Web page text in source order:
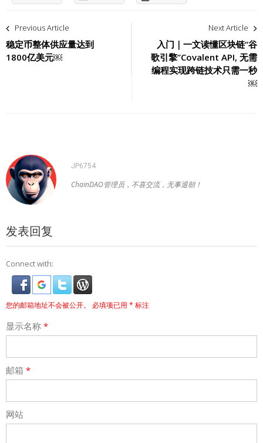
文
章
导
Previous Article
稳定币整体供应量达到
1800亿美元￼
Next Article
入门｜一文读懂区块链“谷
歌引擎”Covalent API, 无需
编程实现跨链技术只需一秒
￼
JP6754
ChainDAO管理员，不喜交流，无事退朝！
发表回复
Connect with:
您的邮箱地址不会被公开。 必填项已用 * 标注
显示名称 *
邮箱 *
网站